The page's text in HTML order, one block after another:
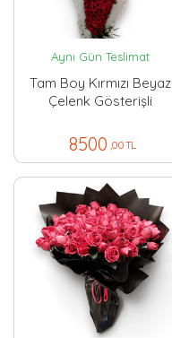
Aynı Gün Teslimat
Tam Boy Kırmızı Beyaz
Çelenk Gösterişli
8500 ,00 TL